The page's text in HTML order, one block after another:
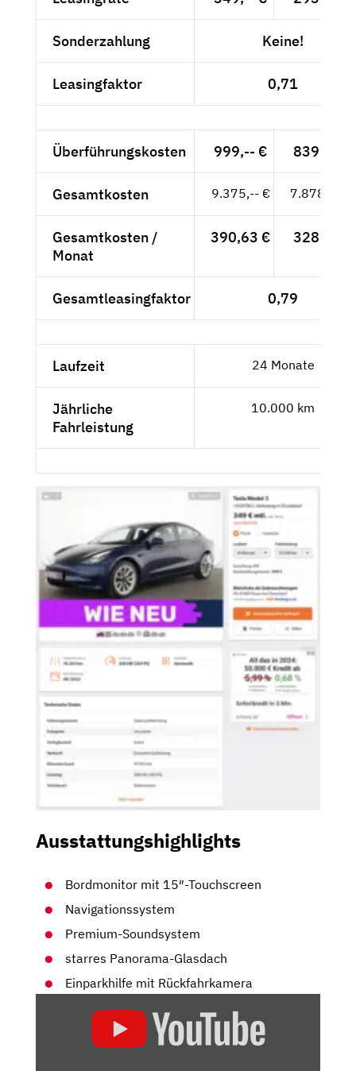
Sonderzahlung Keine!
Leasingfaktor 0,71
Überführungskosten 999,-- € 839,50 €
Gesamtkosten 9.375,-- € 7.878,15 €
Gesamtkosten /
Monat
390,63 € 328,26 €
Gesamtleasingfaktor 0,79
Laufzeit 24 Monate
Jährliche
Fahrleistung
10.000 km
Ausstattungshighlights
Bordmonitor mit 15″-Touchscreen
Navigationssystem
Premium-Soundsystem
starres Panorama-Glasdach
Einparkhilfe mit Rückfahrkamera